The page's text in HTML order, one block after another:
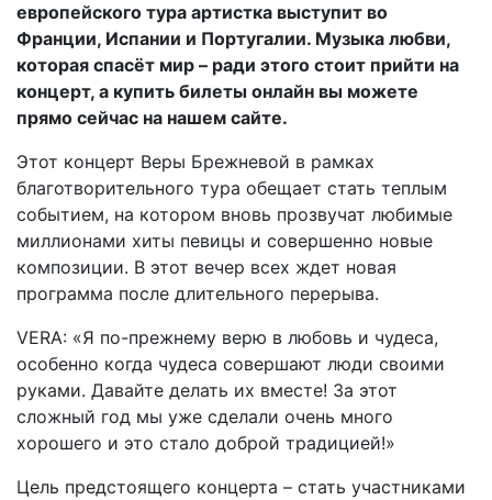
европейского тура артистка выступит во
Франции, Испании и Португалии. Музыка любви,
которая спасёт мир – ради этого стоит прийти на
концерт, а купить билеты онлайн вы можете
прямо сейчас на нашем сайте.
Этот концерт Веры Брежневой в рамках
благотворительного тура обещает стать теплым
событием, на котором вновь прозвучат любимые
миллионами хиты певицы и совершенно новые
композиции. В этот вечер всех ждет новая
программа после длительного перерыва.
VERA: «Я по-прежнему верю в любовь и чудеса,
особенно когда чудеса совершают люди своими
руками. Давайте делать их вместе! За этот
сложный год мы уже сделали очень много
хорошего и это стало доброй традицией!»
Цель предстоящего концерта – стать участниками